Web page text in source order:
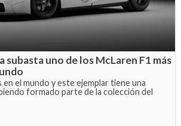
subasta uno de los McLaren F1 más
en el mundo y este ejemplar tiene una
formado parte de la colección del